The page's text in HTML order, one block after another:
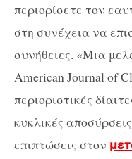
περιορίσετε τον
στη συνέχεια να
συνήθειες. «Μια
American Journal of
περιοριστικές
κυκλικές
επιπτώσεις στον